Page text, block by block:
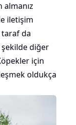
almanız
iletişim
taraf da
diğer
için
oldukça